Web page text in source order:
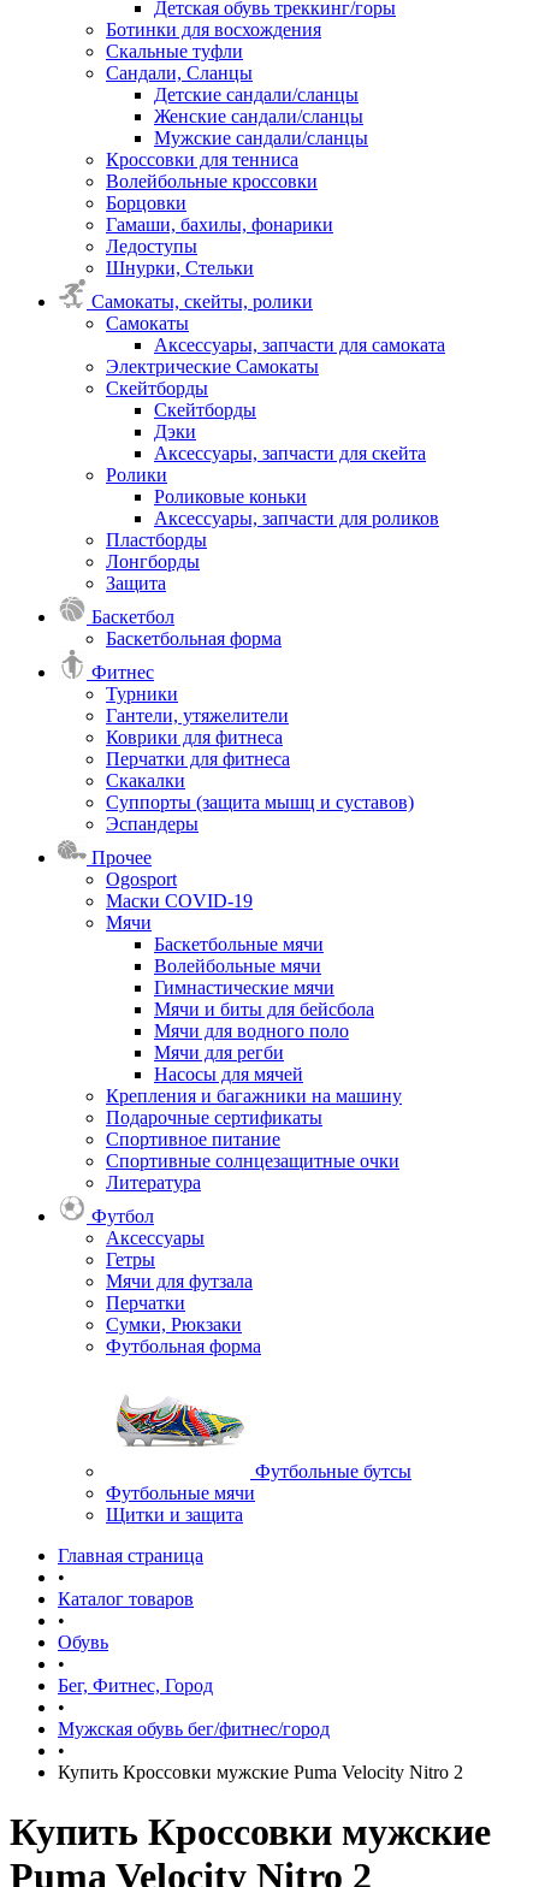
Детская обувь треккинг/горы
Ботинки для восхождения
Скальные туфли
Сандали, Сланцы
Детские сандали/сланцы
Женские сандали/сланцы
Мужские сандали/сланцы
Кроссовки для тенниса
Волейбольные кроссовки
Борцовки
Гамаши, бахилы, фонарики
Ледоступы
Шнурки, Стельки
Самокаты, скейты, ролики
Самокаты
Аксессуары, запчасти для самоката
Электрические Самокаты
Скейтборды
Скейтборды
Дэки
Аксессуары, запчасти для скейта
Ролики
Роликовые коньки
Аксессуары, запчасти для роликов
Пластборды
Лонгборды
Защита
Баскетбол
Баскетбольная форма
Фитнес
Турники
Гантели, утяжелители
Коврики для фитнеса
Перчатки для фитнеса
Скакалки
Суппорты (защита мышц и суставов)
Эспандеры
Прочее
Ogosport
Маски COVID-19
Мячи
Баскетбольные мячи
Волейбольные мячи
Гимнастические мячи
Мячи и биты для бейсбола
Мячи для водного поло
Мячи для регби
Насосы для мячей
Крепления и багажники на машину
Подарочные сертификаты
Спортивное питание
Спортивные солнцезащитные очки
Литература
Футбол
Аксессуары
Гетры
Мячи для футзала
Перчатки
Сумки, Рюкзаки
Футбольная форма
Футбольные бутсы
Футбольные мячи
Щитки и защита
Главная страница
•
Каталог товаров
•
Обувь
•
Бег, Фитнес, Город
•
Мужская обувь бег/фитнес/город
•
Купить Кроссовки мужские Puma Velocity Nitro 2
Купить Кроссовки мужские
Puma Velocity Nitro 2